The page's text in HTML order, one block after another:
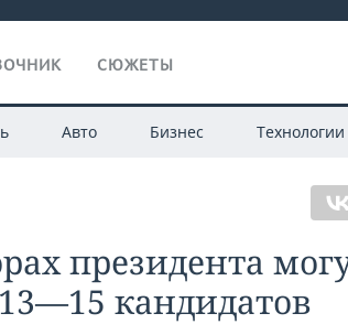
СЮЖЕТЫ
Авто Бизнес Технологии
президента
кандидатов